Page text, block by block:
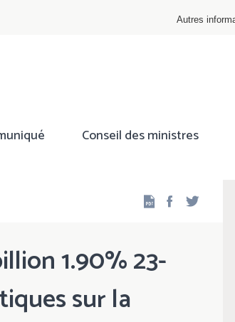
Autres
Conseil des ministres
Facebook
1.90% 23-
sur la